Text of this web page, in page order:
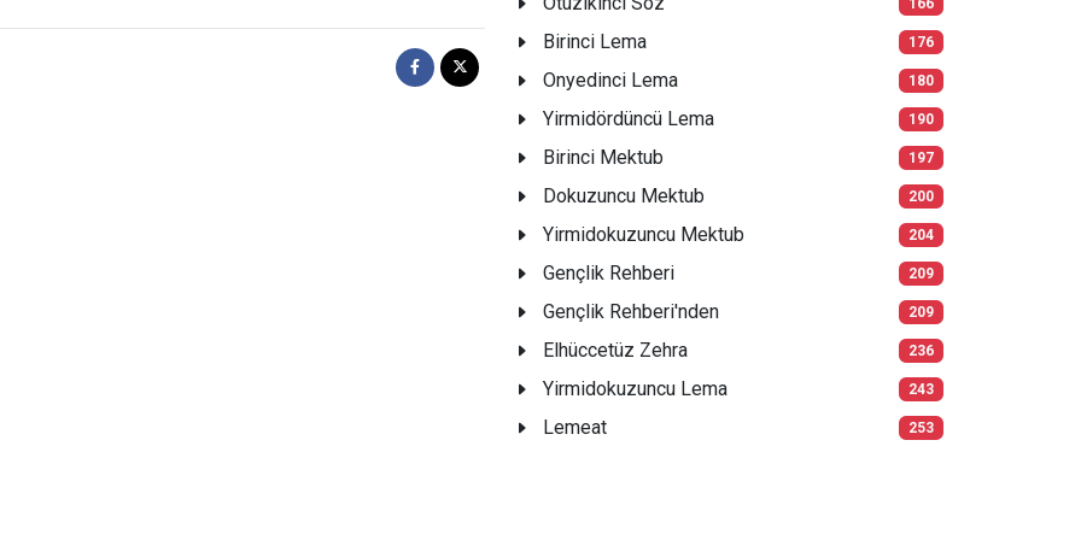
166
Birinci Lema 176
Onyedinci Lema 180
Yirmidördüncü Lema 190
Birinci Mektub 197
Dokuzuncu Mektub 200
Yirmidokuzuncu Mektub 204
Gençlik Rehberi 209
Gençlik Rehberi'nden 209
Elhüccetüz Zehra 236
Yirmidokuzuncu Lema 243
Lemeat 253